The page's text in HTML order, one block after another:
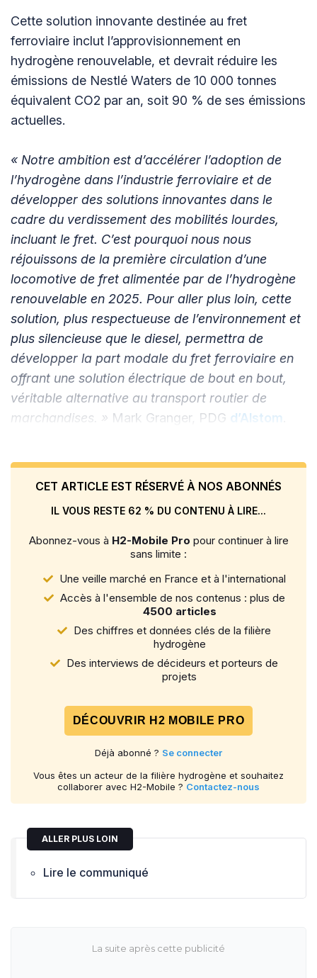
Cette solution innovante destinée au fret
ferroviaire inclut l’approvisionnement en
hydrogène renouvelable, et devrait réduire les
émissions de Nestlé Waters de 10 000 tonnes
équivalent CO2 par an, soit 90 % de ses émissions
actuelles.
« Notre ambition est d’accélérer l’adoption de
l’hydrogène dans l’industrie ferroviaire et de
développer des solutions innovantes dans le
cadre du verdissement des mobilités lourdes,
incluant le fret. C’est pourquoi nous nous
réjouissons de la première circulation d’une
locomotive de fret alimentée par de l’hydrogène
renouvelable en 2025. Pour aller plus loin, cette
solution, plus respectueuse de l’environnement et
plus silencieuse que le diesel, permettra de
développer la part modale du fret ferroviaire en
offrant une solution électrique de bout en bout,
véritable alternative au transport routier de
marchandises. » Mark Granger, PDG d’Alstom
CET ARTICLE EST RÉSERVÉ À NOS ABONNÉS
IL VOUS RESTE 62 % DU CONTENU À LIRE...
Abonnez-vous à H2-Mobile Pro pour continuer à lire
sans limite :
Une veille marché en France et à l'international
Accès à l'ensemble de nos contenus : plus de
4500 articles
Des chiffres et données clés de la filière
hydrogène
Des interviews de décideurs et porteurs de
projets
DÉCOUVRIR H2 MOBILE PRO
Déjà abonné ? Se connecter
Vous êtes un acteur de la filière hydrogène et souhaitez
collaborer avec H2-Mobile ? Contactez-nous
ALLER PLUS LOIN
Lire le communiqué